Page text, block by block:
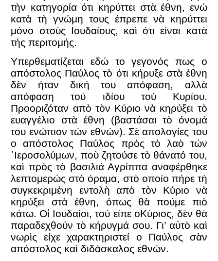
τὴν κατηγορία ότι κηρύττει στὰ έθνη, ενώ
κατὰ τὴ γνώμη τους έπρεπε νὰ κηρύττει
μόνο στοὺς Ιουδαίους, καὶ ότι είναι κατὰ
τής περιτομής.
Υπερθεματίζεται εδώ το γεγονός πως ο
απόστολος Παύλος τὸ ότι κήρυξε στὰ έθνη
δὲν ήταν δική του απόφαση, αλλὰ
απόφαση τού ιδίου τού Κυρίου.
Προοριζόταν απὸ τὸν Κύριο νὰ κηρύξει τὸ
ευαγγέλιο στὰ έθνη (βαστάσαι τὸ όνομά
του ενώπιον τών εθνών). Σὲ απολογίες του
ο απόστολος Παύλος πρὸς τὸ λαὸ τών
᾿Ιεροσολύμων, ποὺ ζητούσε τὸ θάνατό του,
καὶ πρὸς τὸ βασιλιά Αγρίππα αναφέρθηκε
λεπτομερώς στὸ όραμα, στὸ οποίο πήρε τὴ
συγκεκριμένη εντολὴ απὸ τὸν Κύριο νὰ
κηρύξει στὰ έθνη, όπως θὰ πούμε πιὸ
κάτω. Οἱ Ιουδαίοι, τού είπε οΚύριος, δὲν θὰ
παραδεχθούν τὸ κήρυγμά σου. Γι’ αὐτὸ καὶ
νωρὶς είχε χαρακτηριστεί ο Παύλος σὰν
απόστολος καὶ διδάσκαλος εθνών.